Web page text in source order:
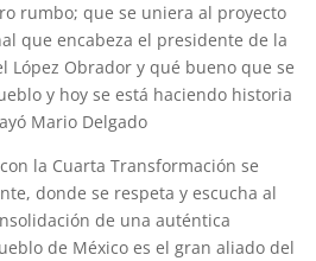
rumbo; que se uniera al proyecto
que encabeza el presidente de la
López Obrador y qué bueno que se
y hoy se está haciendo historia
Mario Delgado
la Cuarta Transformación se
donde se respeta y escucha al
de una auténtica
de México es el gran aliado del